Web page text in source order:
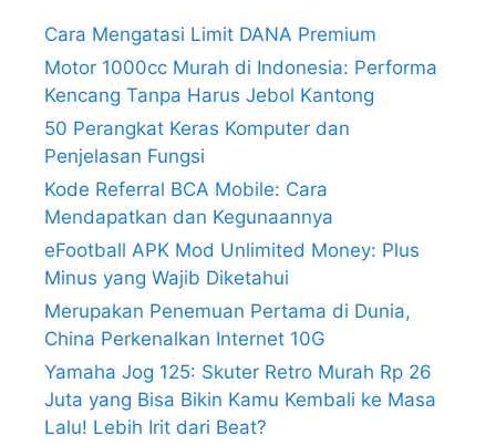
Cara Mengatasi Limit DANA Premium
Motor 1000cc Murah di Indonesia: Performa
Kencang Tanpa Harus Jebol Kantong
50 Perangkat Keras Komputer dan
Penjelasan Fungsi
Kode Referral BCA Mobile: Cara
Mendapatkan dan Kegunaannya
eFootball APK Mod Unlimited Money: Plus
Minus yang Wajib Diketahui
Merupakan Penemuan Pertama di Dunia,
China Perkenalkan Internet 10G
Yamaha Jog 125: Skuter Retro Murah Rp 26
Juta yang Bisa Bikin Kamu Kembali ke Masa
Lalu! Lebih Irit dari Beat?